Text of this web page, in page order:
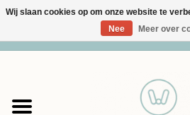
Garens
Wij slaan cookies op om onze website te
Nee
Meer over